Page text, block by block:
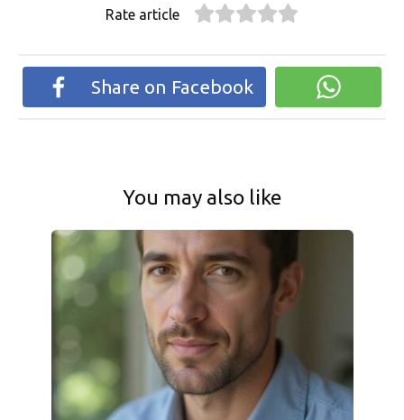
Rate article
Share on Facebook
You may also like